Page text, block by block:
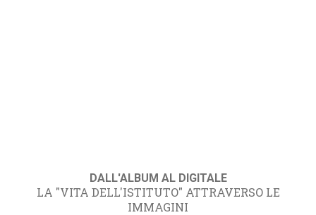
DALL'ALBUM AL DIGITALE
LA "VITA DELL'ISTITUTO" ATTRAVERSO LE
IMMAGINI